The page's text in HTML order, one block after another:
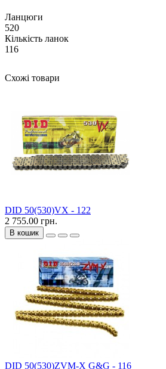
Ланцюги
520
Кількість ланок
116
Схожі товари
DID 50(530)VX - 122
2 755.00 грн.
В кошик
DID 50(530)ZVM-X G&G - 116